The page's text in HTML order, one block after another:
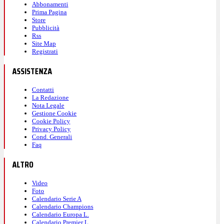
Abbonamenti
Prima Pagina
Store
Pubblicità
Rss
Site Map
Registrati
ASSISTENZA
Contatti
La Redazione
Nota Legale
Gestione Cookie
Cookie Policy
Privacy Policy
Cond. Generali
Faq
ALTRO
Video
Foto
Calendario Serie A
Calendario Champions
Calendario Europa L.
Calendario Premier L.